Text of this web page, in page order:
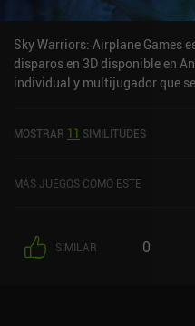
con un mando. Pero otras
no es el juego de DMC que los
disfrutarlo durante un tiempo.
Sky Warriors: Airplane Games
disparos en 3D disponible en
individual y multijugador que
2021 y tiene una valoración
MOSTRAR 11 SIMILITUDES
MÁS JUEGOS COMO ESTE
SIMILAR 0